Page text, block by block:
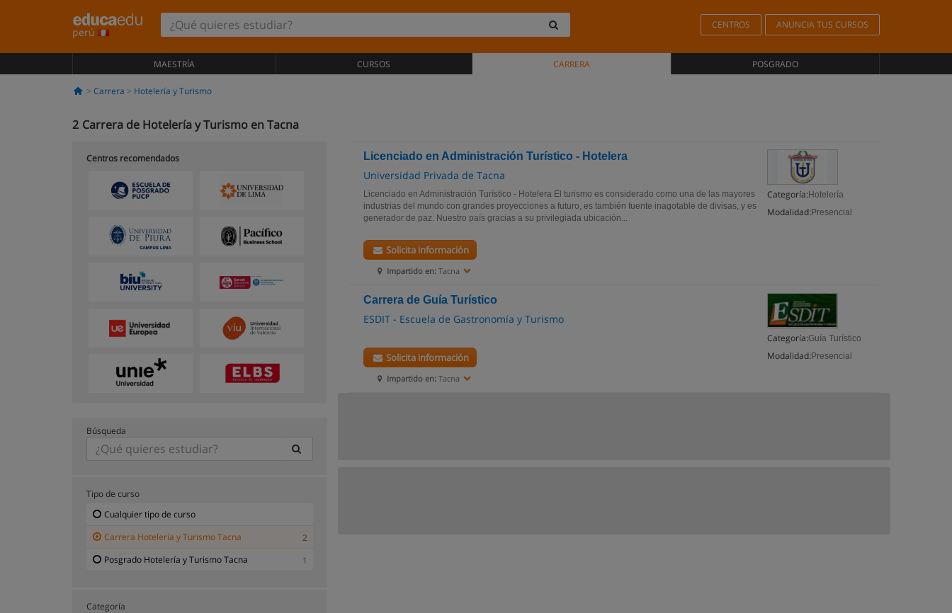
perú
CENTROS ANUNCIA TUS CURSOS
MAESTRÍA CURSOS CARRERA POSGRADO
Carrera Hotelería y Turismo
2 Carrera de Hotelería y Turismo en Tacna
Licenciado en Administración Turístico - Hotelera
Universidad Privada de Tacna
Categoría: Hotelería
Modalidad: Presencial
Licenciado en Administración Turístico - Hotelera El turismo es considerado como una de las mayores
industrias del mundo con grandes proyecciones a futuro, es también fuente inagotable de divisas, y es
generador de paz. Nuestro país gracias a su privilegiada ubicación...
Impartido en: Tacna
Solicita información
Carrera de Guía Turístico
ESDIT - Escuela de Gastronomía y Turismo
Categoría:Guía Turístico
Modalidad: Presencial
Impartido en: Tacna
Solicita información
Centros recomendados
Búsqueda
Tipo de curso
Cualquier tipo de curso
Carrera Hotelería y Turismo Tacna
2
Posgrado Hotelería y Turismo Tacna
1
Categoría